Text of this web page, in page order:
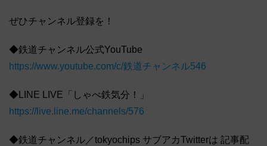
ぜひチャンネル登録を！
◆鉄道チャンネル公式YouTube
https://www.youtube.com/c/鉄道チャンネル546
◆LINE LIVE「しゃべ鉄気分！」
https://live.line.me/channels/576
◆鉄道チャンネル／tokyochips サブアカTwitterは 記事配